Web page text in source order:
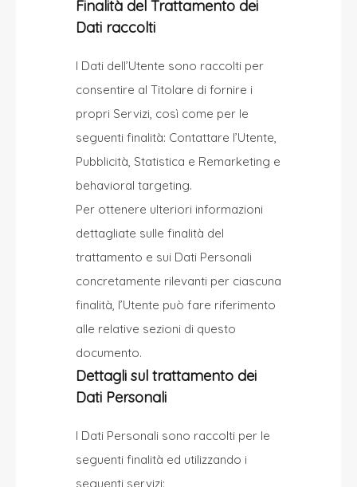
Finalità del Trattamento dei
Dati raccolti
I Dati dell’Utente sono raccolti per
consentire al Titolare di fornire i
propri Servizi, così come per le
seguenti finalità: Contattare l’Utente,
Pubblicità, Statistica e Remarketing e
behavioral targeting.
Per ottenere ulteriori informazioni
dettagliate sulle finalità del
trattamento e sui Dati Personali
concretamente rilevanti per ciascuna
finalità, l’Utente può fare riferimento
alle relative sezioni di questo
documento.
Dettagli sul trattamento dei
Dati Personali
I Dati Personali sono raccolti per le
seguenti finalità ed utilizzando i
seguenti servizi: